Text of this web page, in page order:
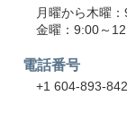
月曜から木曜
金曜：9:00～
電話番号
+1 604-893-